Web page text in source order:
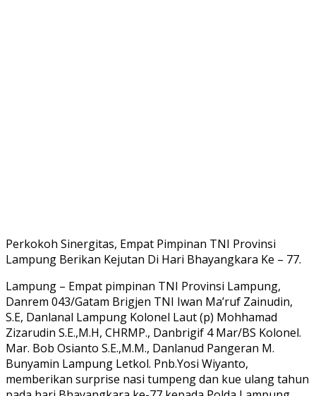
Perkokoh Sinergitas, Empat Pimpinan TNI Provinsi
Lampung Berikan Kejutan Di Hari Bhayangkara Ke – 77.
Lampung – Empat pimpinan TNI Provinsi Lampung,
Danrem 043/Gatam Brigjen TNI Iwan Ma’ruf Zainudin,
S.E, Danlanal Lampung Kolonel Laut (p) Mohhamad
Zizarudin S.E.,M.H, CHRMP., Danbrigif 4 Mar/BS Kolonel.
Mar. Bob Osianto S.E.,M.M., Danlanud Pangeran M.
Bunyamin Lampung Letkol. Pnb.Yosi Wiyanto,
memberikan surprise nasi tumpeng dan kue ulang tahun